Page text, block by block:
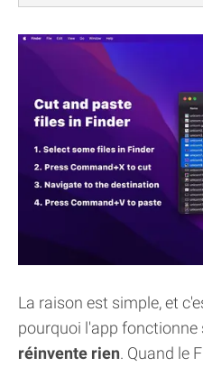
La raison est simple, et
pourquoi l'app fonctionne
réinvente rien. Quand le